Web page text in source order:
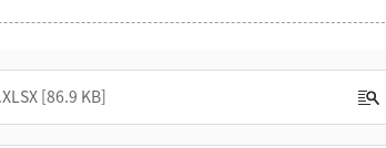
[86.9 KB]